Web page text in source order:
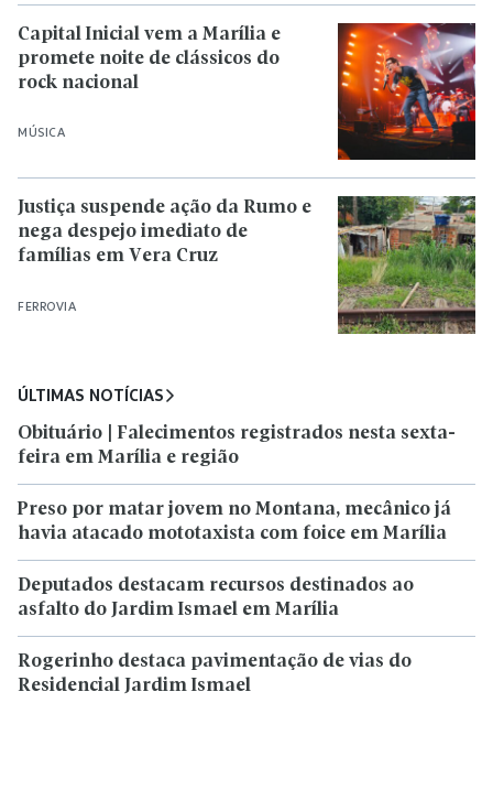
MÚSICA
Capital Inicial vem a Marília e
promete noite de clássicos do
rock nacional
FERROVIA
Justiça suspende ação da Rumo e
nega despejo imediato de
famílias em Vera Cruz
ÚLTIMAS NOTÍCIAS
Obituário | Falecimentos registrados nesta sexta-
feira em Marília e região
Preso por matar jovem no Montana, mecânico já
havia atacado mototaxista com foice em Marília
Deputados destacam recursos destinados ao
asfalto do Jardim Ismael em Marília
Rogerinho destaca pavimentação de vias do
Residencial Jardim Ismael